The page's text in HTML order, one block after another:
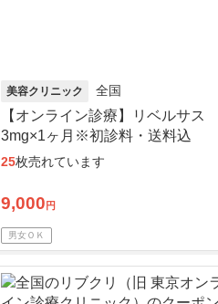
美容クリニック 全国
【オンライン診療】リベルサス
3mg×1ヶ月※初診料・送料込
25枚売れています
9,000 円
男女ＯＫ